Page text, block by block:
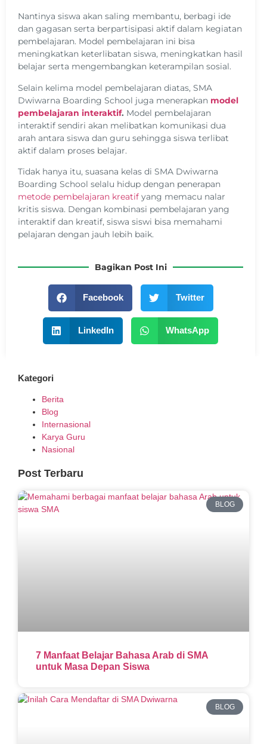
Nantinya siswa akan saling membantu, berbagi ide
dan gagasan serta berpartisipasi aktif dalam kegiatan
pembelajaran. Model pembelajaran ini bisa
meningkatkan keterlibatan siswa, meningkatkan hasil
belajar serta mengembangkan keterampilan sosial.
Selain kelima model pembelajaran diatas, SMA
Dwiwarna Boarding School juga menerapkan model
pembelajaran interaktif. Model pembelajaran
interaktif sendiri akan melibatkan komunikasi dua
arah antara siswa dan guru sehingga siswa terlibat
aktif dalam proses belajar.
Tidak hanya itu, suasana kelas di SMA Dwiwarna
Boarding School selalu hidup dengan penerapan
metode pembelajaran kreatif yang memacu nalar
kritis siswa. Dengan kombinasi pembelajaran yang
interaktif dan kreatif, siswa siswi bisa memahami
pelajaran dengan jauh lebih baik.
Bagikan Post Ini
Facebook Twitter
LinkedIn WhatsApp
Kategori
Berita
Blog
Internasional
Karya Guru
Nasional
Post Terbaru
BLOG
7 Manfaat Belajar Bahasa Arab di SMA
untuk Masa Depan Siswa
BLOG